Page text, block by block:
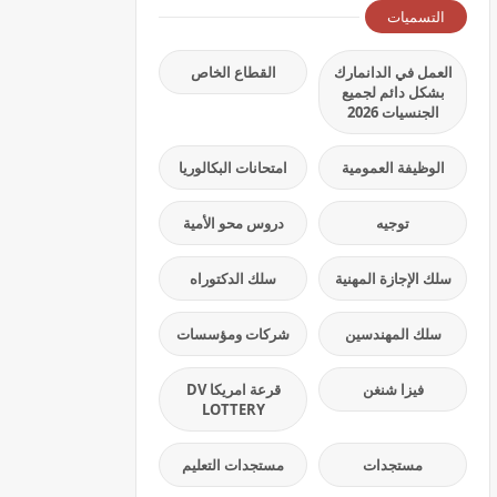
التسميات
العمل في الدانمارك
بشكل دائم لجميع
الجنسيات 2026
القطاع الخاص
الوظيفة العمومية امتحانات البكالوريا
توجيه دروس محو الأمية
سلك الإجازة المهنية سلك الدكتوراه
سلك المهندسين شركات ومؤسسات
فيزا شنغن
قرعة امريكا DV
LOTTERY
مستجدات مستجدات التعليم